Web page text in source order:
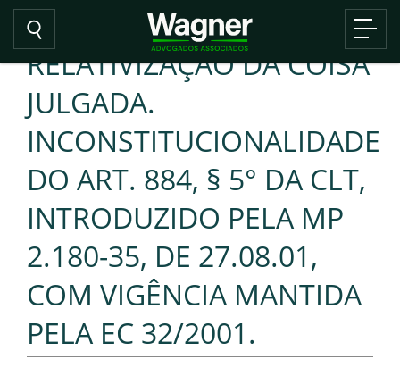
RELATIVIZAÇÃO DA COISA
JULGADA.
INCONSTITUCIONALIDADE
DO ART. 884, § 5° DA CLT,
INTRODUZIDO PELA MP
2.180-35, DE 27.08.01,
COM VIGÊNCIA MANTIDA
PELA EC 32/2001.